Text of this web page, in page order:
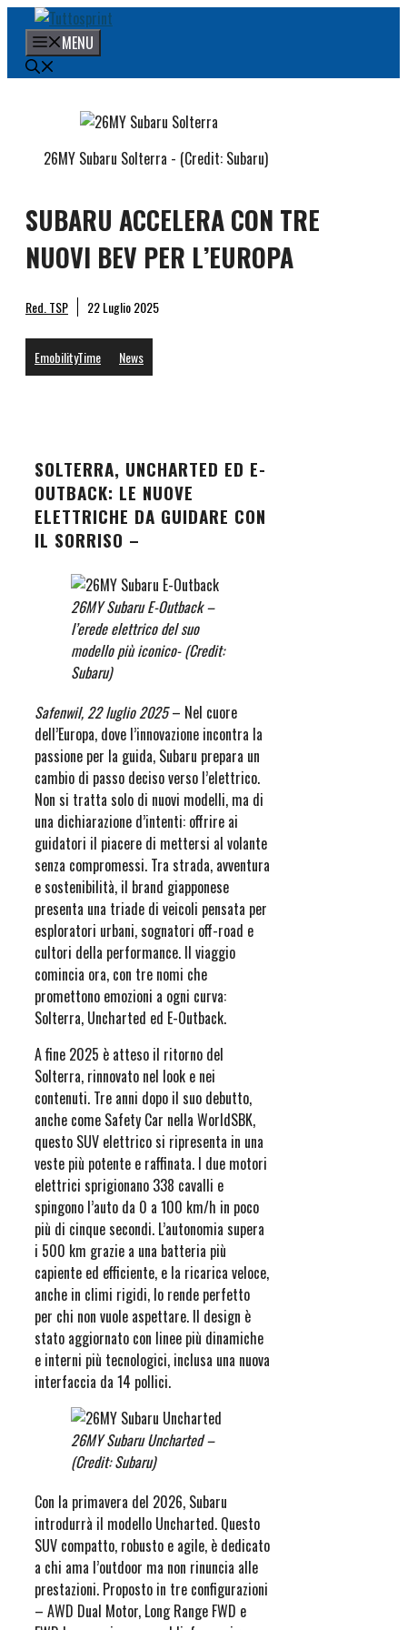
contenuto
MENU
SUBARU ACCELERA CON TRE
NUOVI BEV PER L’EUROPA
Red. TSP 22 Luglio 2025
EmobilityTime News
26MY Subaru Solterra - (Credit: Subaru)
SOLTERRA, UNCHARTED ED E-
OUTBACK: LE NUOVE
ELETTRICHE DA GUIDARE CON
IL SORRISO –
26MY Subaru E-Outback –
l’erede elettrico del suo
modello più iconico- (Credit:
Subaru)
Safenwil, 22 luglio 2025– Nel cuore
dell’Europa, dove l’innovazione incontra la
passione per la guida, Subaru prepara un
cambio di passo deciso verso l’elettrico.
Non si tratta solo di nuovi modelli, ma di
una dichiarazione d’intenti: offrire ai
guidatori il piacere di mettersi al volante
senza compromessi. Tra strada, avventura
e sostenibilità, il brand giapponese
presenta una triade di veicoli pensata per
esploratori urbani, sognatori off-road e
cultori della performance. Il viaggio
comincia ora, con tre nomi che
promettono emozioni a ogni curva:
Solterra, Uncharted ed E-Outback.
A fine 2025 è atteso il ritorno del
Solterra, rinnovato nel look e nei
contenuti. Tre anni dopo il suo debutto,
anche come Safety Car nella WorldSBK,
questo SUV elettrico si ripresenta in una
veste più potente e raffinata. I due motori
elettrici sprigionano 338 cavalli e
spingono l’auto da 0 a 100 km/h in poco
più di cinque secondi. L’autonomia supera
i 500 km grazie a una batteria più
capiente ed efficiente, e la ricarica veloce,
anche in climi rigidi, lo rende perfetto
per chi non vuole aspettare. Il design è
stato aggiornato con linee più dinamiche
e interni più tecnologici, inclusa una nuova
interfaccia da 14 pollici.
26MY Subaru Uncharted –
(Credit: Subaru)
Con la primavera del 2026, Subaru
introdurrà il modello Uncharted. Questo
SUV compatto, robusto e agile, è dedicato
a chi ama l’outdoor ma non rinuncia alle
prestazioni. Proposto in tre configurazioni
– AWD Dual Motor, Long Range FWD e